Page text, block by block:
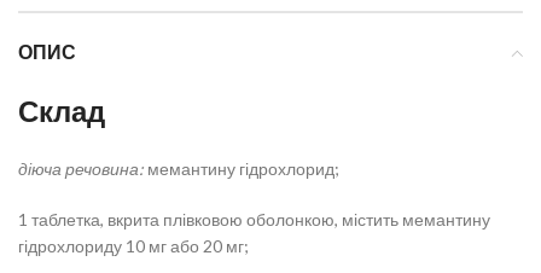
ОПИС
Склад
діюча речовина: мемантину гідрохлорид;
1 таблетка, вкрита плівковою оболонкою, містить мемантину
гідрохлориду 10 мг або 20 мг;